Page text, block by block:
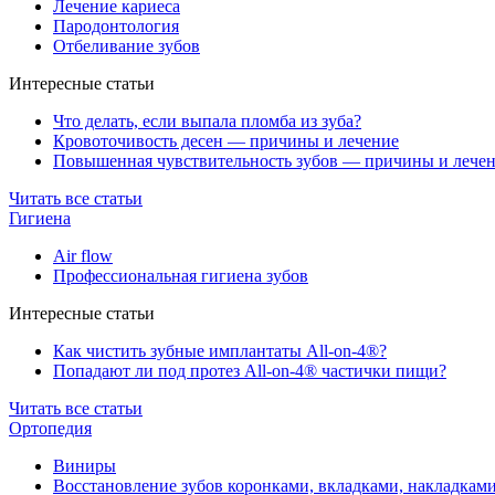
Лечение кариеса
Пародонтология
Отбеливание зубов
Интересные статьи
Что делать, если выпала пломба из зуба?
Кровоточивость десен — причины и лечение
Повышенная чувствительность зубов — причины и
Читать все статьи
Гигиена
Air flow
Профессиональная гигиена зубов
Интересные статьи
Как чистить зубные имплантаты All-on-4®?
Попадают ли под протез All-on-4® частички пищи?
Читать все статьи
Ортопедия
Виниры
Восстановление зубов коронками, вкладками, накладками